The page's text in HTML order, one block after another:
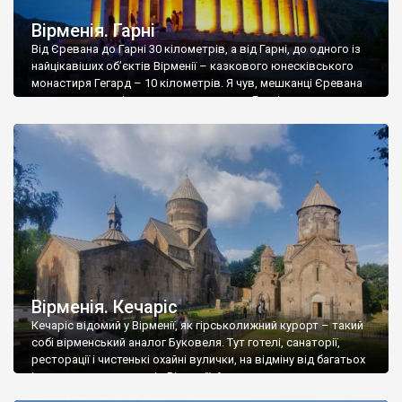
Більшість головних пам’яток Вірменії ми подаємо у своєму он-
лайн путівнику.
Вірменія. Гарні
Від Єревана до Гарні 30 кілометрів, а від Гарні, до одного із
найцікавіших об’єктів Вірменії – казкового юнесківського
монастиря Гегард – 10 кілометрів. Я чув, мешканці Єревана
називають цю місцину одним словом – Гарнігегард, з чого
недоцільне. Як на мене, Гегард – це зовсім інший масштаб
величі, але […]
Вірменія. Кечаріс
Кечаріс відомий у Вірменії, як гірськолижний курорт – такий
собі вірменський аналог Буковеля. Тут готелі, санаторії,
ресторації і чистенькі охайні вулички, на відміну від багатьох
інших населених пунктів Вірменії. Але заради одного